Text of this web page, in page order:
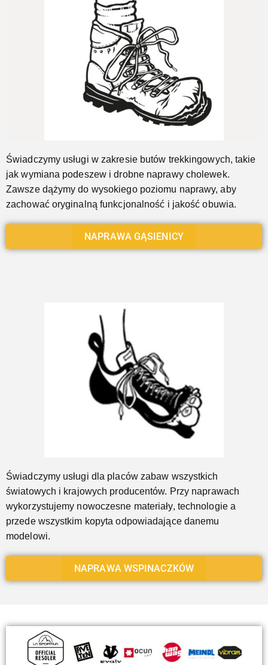
Jeszcze...
Świadczymy usługi w zakresie butów trekkingowych, takie
jak wymiana podeszew i drobne naprawy cholewek.
Zawsze dążymy do wysokiego poziomu naprawy, aby
zachować oryginalną funkcjonalność i jakość obuwia.
NAPRAWA GĄSIENICY
Świadczymy usługi dla placów zabaw wszystkich
światowych i krajowych producentów. Przy naprawach
wykorzystujemy nowoczesne materiały, technologie a
przede wszystkim kopyta odpowiadające danemu
modelowi.
NAPRAWA WSPINACZKÓW